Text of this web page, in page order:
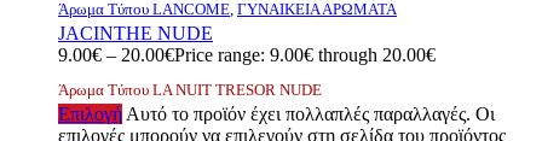
Άρωμα Τύπου LANCOME ΓΥΝΑΙΚΕΙΑ ΑΡΩΜΑΤΑ
JACINTHE NUDE
9.00€ – 20.00€Price range: 9.00€ through 20.00€
Άρωμα Τύπου LA NUIT TRESOR NUDE
Επιλογή Αυτό το προϊόν έχει πολλαπλές παραλλαγές. Οι
επιλογές μπορούν να επιλεγούν στη σελίδα του προϊόντος